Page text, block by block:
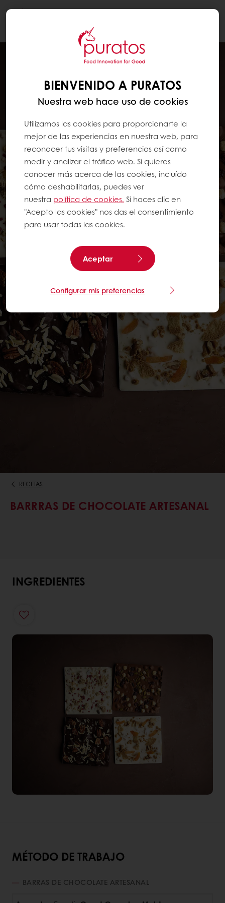
RECETAS
BARRRAS DE CHOCOLATE ARTESANAL
INGREDIENTES
MÉTODO DE TRABAJO
BARRAS DE CHOCOLATE ARTESANAL
BIENVENIDO A PURATOS
Nuestra web hace uso de cookies
Utilizamos las cookies para proporcionarte la
mejor de las experiencias en nuestra web, para
reconocer tus visitas y preferencias así como
medir y analizar el tráfico web. Si quieres
conocer más acerca de las cookies, incluído
cómo deshabilitarlas, puedes ver
nuestra política de cookies. Si haces clic en
"Acepto las cookies" nos das el consentimiento
para usar todas las cookies.
Aceptar
Configurar mis preferencias